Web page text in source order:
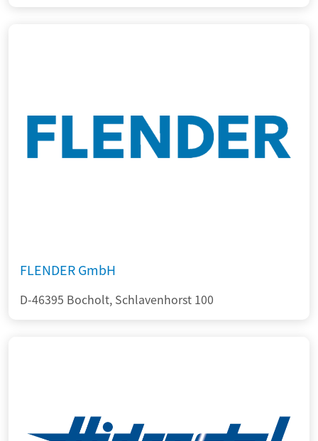
FLENDER GmbH
D-46395 Bocholt, Schlavenhorst 100